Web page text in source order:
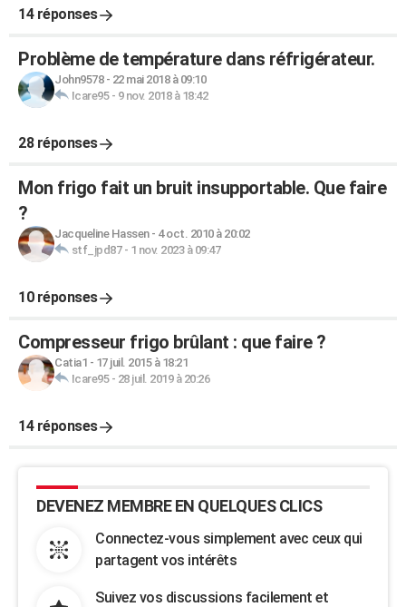
14 réponses
Problème de température dans réfrigérateur.
John9578- 22 mai 2018 à 09:10
Icare95- 9 nov. 2018 à 18:42
28 réponses
Mon frigo fait un bruit insupportable. Que faire
?
Jacqueline Hassen- 4 oct. 2010 à 20:02
stf_jpd87- 1 nov. 2023 à 09:47
10 réponses
Compresseur frigo brûlant : que faire ?
Catia1 - 17 juil. 2015 à 18:21
Icare95- 28 juil. 2019 à 20:26
14 réponses
DEVENEZ MEMBRE EN QUELQUES CLICS
Connectez-vous simplement avec ceux qui
partagent vos intérêts
Suivez vos discussions facilement et